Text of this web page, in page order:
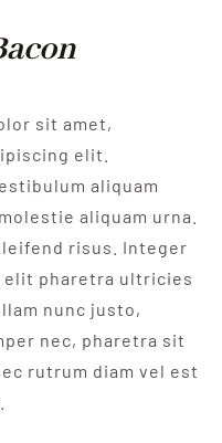
sit amet,
elit.
aliquam
aliquam urna.
risus. Integer
elit pharetra ultricies
nunc justo,
nec, pharetra sit
rutrum diam vel est